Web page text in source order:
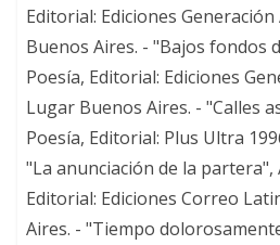
Editorial: Ediciones
Buenos Aires. - "Bajos fondos
Poesía, Editorial: Ediciones
Lugar Buenos Aires. - "Calles
Poesía, Editorial: Plus Ultra
"La anunciación de la partera",
Editorial: Ediciones Correo
Aires. - "Tiempo